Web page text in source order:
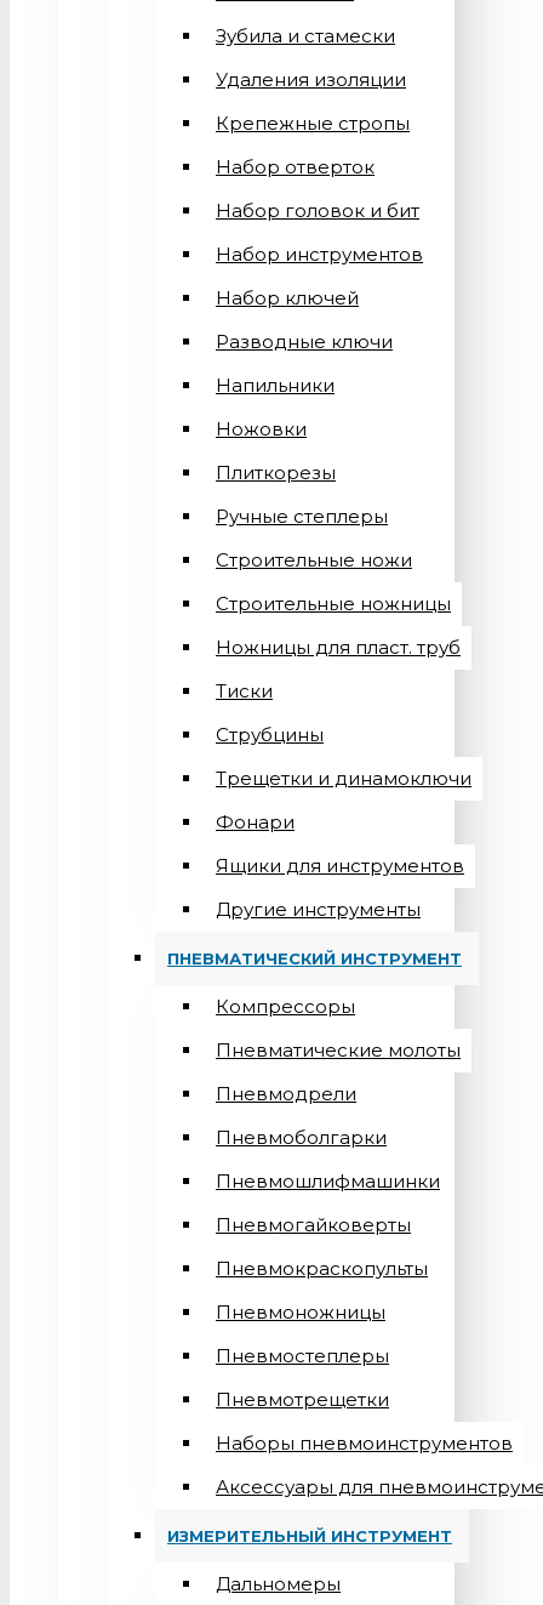
Зубила и стамески
Удаления изоляции
Крепежные стропы
Набор отверток
Набор головок и бит
Набор инструментов
Набор ключей
Разводные ключи
Напильники
Ножовки
Плиткорезы
Ручные степлеры
Строительные ножи
Строительные ножницы
Ножницы для пласт. труб
Тиски
Струбцины
Трещетки и динамоключи
Фонари
Ящики для инструментов
Другие инструменты
ПНЕВМАТИЧЕСКИЙ ИНСТРУМЕНТ
Компрессоры
Пневматические молоты
Пневмодрели
Пневмоболгарки
Пневмошлифмашинки
Пневмогайковерты
Пневмокраскопульты
Пневмоножницы
Пневмостеплеры
Пневмотрещетки
Наборы пневмоинструментов
Аксессуары для
ИЗМЕРИТЕЛЬНЫЙ ИНСТРУМЕНТ
Дальномеры